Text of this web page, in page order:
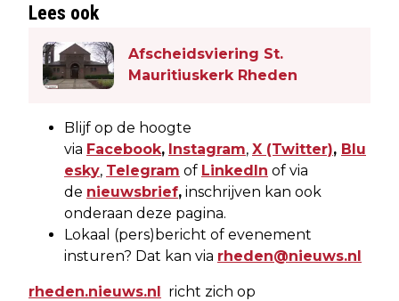
Lees ook
Afscheidsviering St.
Mauritiuskerk Rheden
Blijf op de hoogte
via Facebook, Instagram, X (Twitter), Blu
esky, Telegram of LinkedIn of via
de nieuwsbrief, inschrijven kan ook
onderaan deze pagina.
Lokaal (pers)bericht of evenement
insturen? Dat kan via rheden@nieuws.nl
rheden.nieuws.nl richt zich op